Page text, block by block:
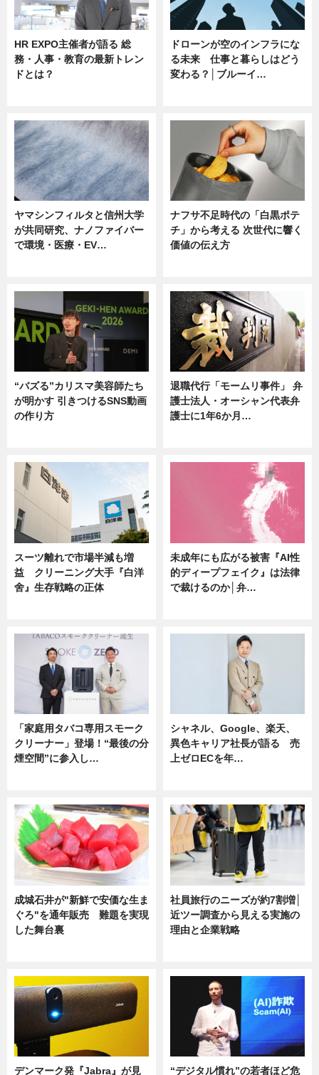
HR EXPO主催者が語る 総
務・人事・教育の最新トレン
ドとは？
ドローンが空のインフラにな
る未来 仕事と暮らしはどう
変わる？│ブルーイ…
ヤマシンフィルタと信州大学
が共同研究、ナノファイバー
で環境・医療・EV…
ナフサ不足時代の「白黒ポテ
チ」から考える 次世代に響く
価値の伝え方
“バズる”カリスマ美容師たち
が明かす 引きつけるSNS動画
の作り方
退職代行「モームリ事件」 弁
護士法人・オーシャン代表弁
護士に1年6か月…
スーツ離れで市場半減も増
益 クリーニング大手『白洋
舍』生存戦略の正体
未成年にも広がる被害『AI性
的ディープフェイク』は法律
で裁けるのか│弁…
「家庭用タバコ専用スモーク
クリーナー」登場！“最後の分
煙空間”に参入し…
シャネル、Google、楽天、
異色キャリア社長が語る 売
上ゼロECを年…
成城石井が"新鮮で安価な生ま
ぐろ"を通年販売 難題を実現
した舞台裏
社員旅行のニーズが約7割増│
近ツー調査から見える実施の
理由と企業戦略
デンマーク発『Jabra』が見 “デジタル慣れ”の若者ほど危